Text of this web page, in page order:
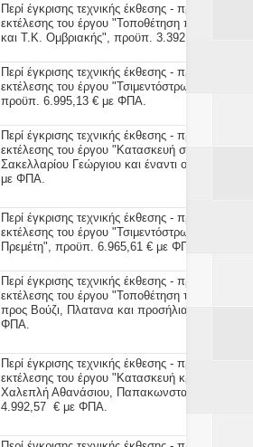
Περί έγκρισης τεχνικής έκθεσης -
εκτέλεσης του έργου "Τοποθέτηση
και Τ.Κ. Ομβριακής", προϋπ. 3.392,96 € με
Περί έγκρισης τεχνικής έκθεσης -
εκτέλεσης του έργου "Τσιμεντόστρωση
προϋπ. 6.995,13 € με ΦΠΑ.
Περί έγκρισης τεχνικής έκθεσης -
εκτέλεσης του έργου "Κατασκευή σχαρών
Σακελλαρίου Γεώργιου και έναντι οικίας
με ΦΠΑ.
Περί έγκρισης τεχνικής έκθεσης -
εκτέλεσης του έργου "Τσιμεντόστρωση
Πρεμέτη", προϋπ. 6.965,61 € με ΦΠΑ.
Περί έγκρισης τεχνικής έκθεσης -
εκτέλεσης του έργου "Τοποθέτηση
προς Βούζι, Πλατανα και προσήλια"(Τ.Κ.
ΦΠΑ.
Περί έγκρισης τεχνικής έκθεσης -
εκτέλεσης του έργου "Κατασκευή κρασπέδων
Χαλεπλή Αθανάσιου, Παπακωνσταντίνου
4.992,57 € με ΦΠΑ.